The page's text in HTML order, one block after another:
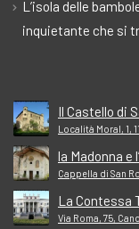
L’isola delle
inquietante che si
Il Castello di
Località Moral, 1,
la Madonna e
Cappella di San
La Contessa
Via Roma, 75,